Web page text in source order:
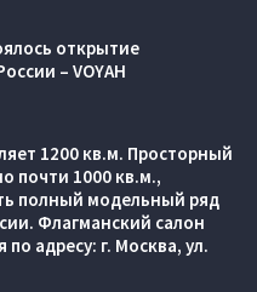
открытие
– VOYAH
1200 кв.м. Просторный
почти 1000 кв.м.,
полный модельный ряд
Флагманский салон
по адресу: г. Москва, ул.